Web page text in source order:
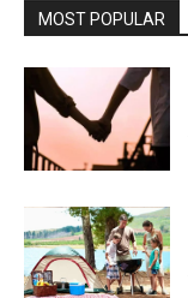
MOST POPULAR